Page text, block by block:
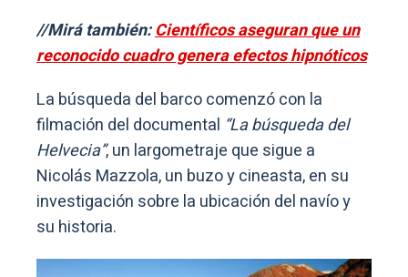
//Mirá también:Científicos aseguran que un
reconocido cuadro genera efectos hipnóticos
La búsqueda del barco comenzó con la
filmación del documental “La búsqueda del
Helvecia”, un largometraje que sigue a
Nicolás Mazzola, un buzo y cineasta, en su
investigación sobre la ubicación del navío y
su historia.